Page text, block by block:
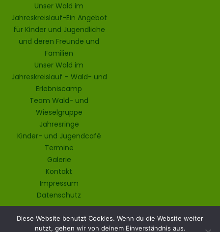
Unser Wald im
Jahreskreislauf-Ein Angebot
für Kinder und Jugendliche
und deren Freunde und
Familien
Unser Wald im
Jahreskreislauf – Wald- und
Erlebniscamp
Team Wald- und
Wieselgruppe
Jahresringe
Kinder- und Jugendcafé
Termine
Galerie
Kontakt
Impressum
Datenschutz
Diese Website benutzt Cookies. Wenn du die Website weiter
nutzt, gehen wir von deinem Einverständnis aus.